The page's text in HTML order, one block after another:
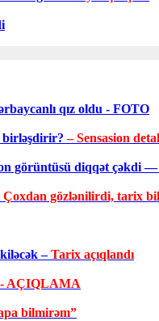
qız oldu - FOTO
birləşdirir?– Sensasion detal
görüntüsü diqqət çəkdi —
Çoxdan gözlənilirdi, tarix
–Tarix açıqlandı
- AÇIQLAMA
bilmirəm”